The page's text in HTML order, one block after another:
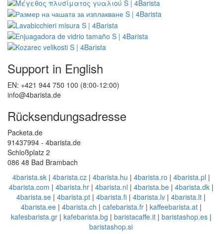
Folgen Sie uns
Unsere Online-Shops